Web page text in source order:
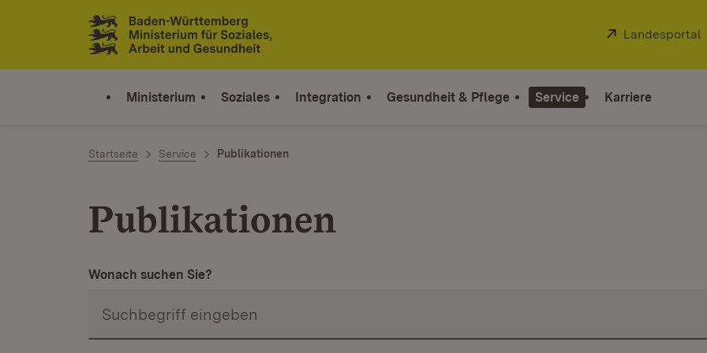
Zum Inhalt springen
Link zur Startseite
Extern:
Landesportal
Ministerium Soziales Integration Gesundheit & Pflege Service Karriere
Startseite Service Publikationen
Publikationen
Wonach suchen Sie?